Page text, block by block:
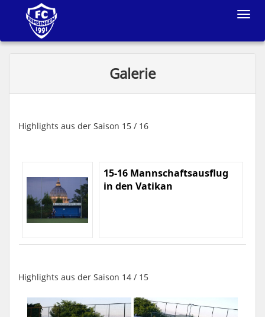
Toggle
Galerie
Highlights aus der Saison 15 / 16
15-16 Mannschaftsausflug
in den Vatikan
Highlights aus der Saison 14 / 15